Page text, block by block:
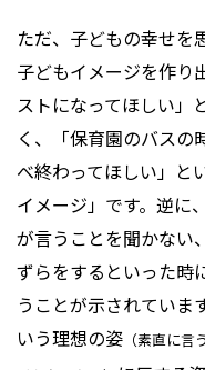
ただ、子どもの幸せを
子どもイメージを作り
ストになってほしい」
く、「保育園のバスの
べ終わってほしい」と
イメージ」です。逆に
が言うことを聞かない
ずらをするといった時
うことが示されていま
いう理想の姿 （素直に